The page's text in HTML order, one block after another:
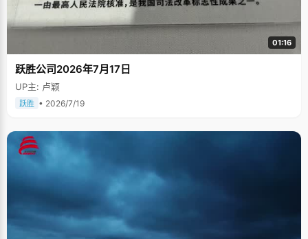
01:16
跃胜公司2026年7月17日
UP主: 卢颖
跃胜 • 2026/7/19